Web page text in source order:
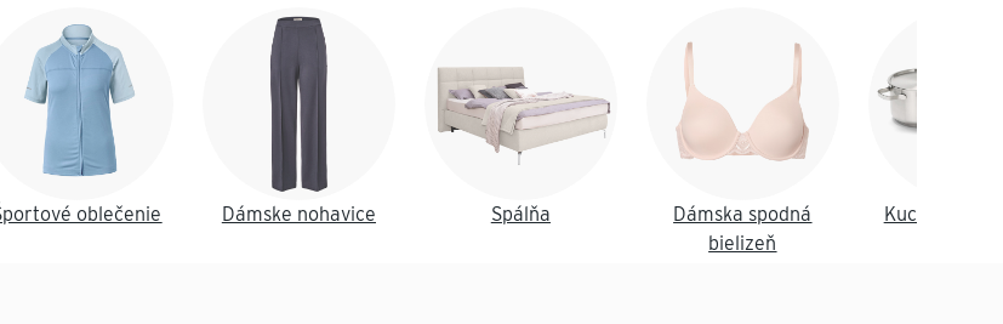
oblečenie Dámske nohavice Spálňa
Dámska spodná
bielizeň
Kuchyňa a